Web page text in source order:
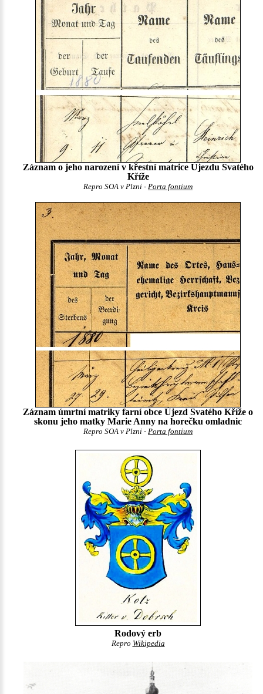
Záznam o jeho narození v křestní matrice Újezdu Svatého
Kříže
Repro SOA v Plzni - Porta fontium
Záznam úmrtní matriky farní obce Újezd Svatého Kříže o
skonu jeho matky Marie Anny na horečku omladnic
Repro SOA v Plzni - Porta fontium
Rodový erb
Repro Wikipedia